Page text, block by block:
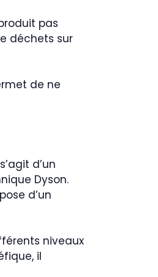
pas
déchets sur
de ne
d’un
Dyson.
d’un
niveaux
il